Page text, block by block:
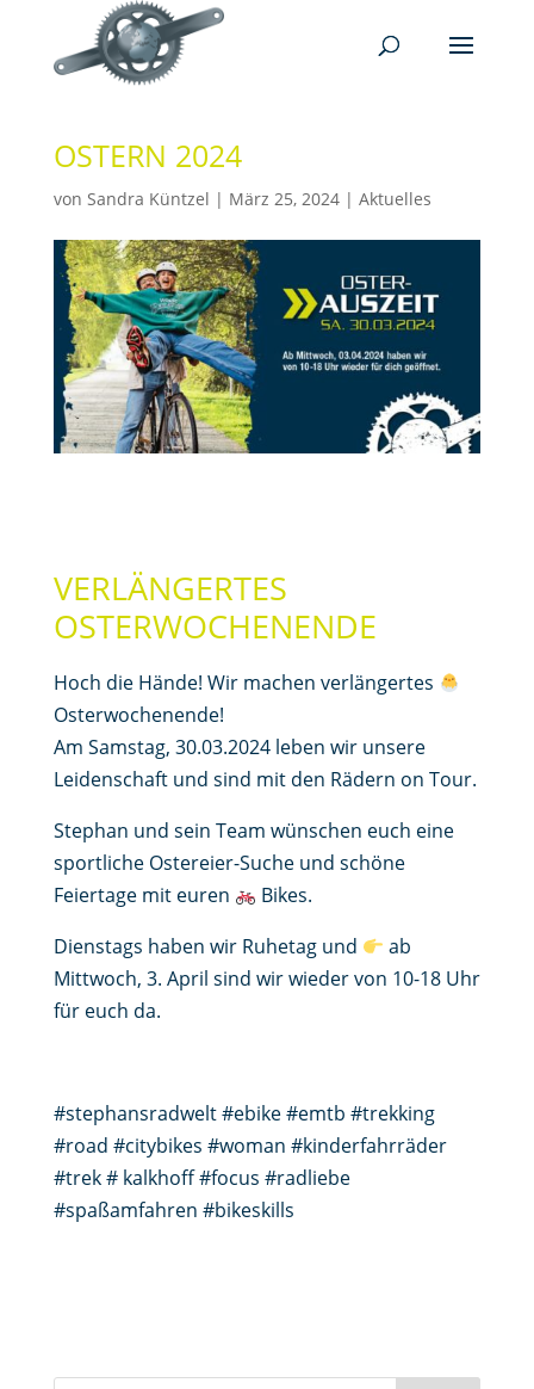
OSTERN 2024
von Sandra Küntzel | März 25, 2024| Aktuelles
VERLÄNGERTES
OSTERWOCHENENDE
Hoch die Hände! Wir machen verlängertes
Osterwochenende!
Am Samstag, 30.03.2024 leben wir unsere
Leidenschaft und sind mit den Rädern on Tour.
Stephan und sein Team wünschen euch eine
sportliche Ostereier-Suche und schöne
Feiertage mit euren
Bikes.
Dienstags haben wir Ruhetag und
ab
Mittwoch, 3. April sind wir wieder von 10-18 Uhr
für euch da.
#stephansradwelt #ebike #emtb #trekking
#road #citybikes #woman #kinderfahrräder
#trek # kalkhoff #focus #radliebe
#spaßamfahren #bikeskills